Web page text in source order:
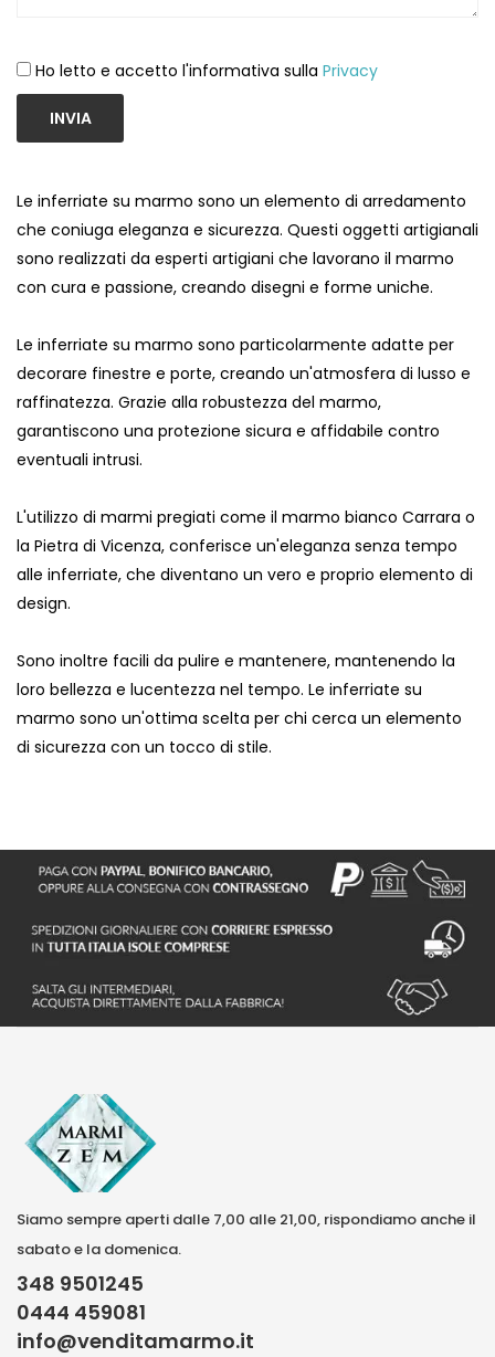
Ho letto e accetto l'informativa sulla Privacy
INVIA
Le inferriate su marmo sono un elemento di arredamento
che coniuga eleganza e sicurezza. Questi oggetti artigianali
sono realizzati da esperti artigiani che lavorano il marmo
con cura e passione, creando disegni e forme uniche.
Le inferriate su marmo sono particolarmente adatte per
decorare finestre e porte, creando un'atmosfera di lusso e
raffinatezza. Grazie alla robustezza del marmo,
garantiscono una protezione sicura e affidabile contro
eventuali intrusi.
L'utilizzo di marmi pregiati come il marmo bianco Carrara o
la Pietra di Vicenza, conferisce un'eleganza senza tempo
alle inferriate, che diventano un vero e proprio elemento di
design.
Sono inoltre facili da pulire e mantenere, mantenendo la
loro bellezza e lucentezza nel tempo. Le inferriate su
marmo sono un'ottima scelta per chi cerca un elemento
di sicurezza con un tocco di stile.
Siamo sempre aperti dalle 7,00 alle 21,00, rispondiamo anche il
sabato e la domenica.
348 9501245
0444 459081
info@venditamarmo.it